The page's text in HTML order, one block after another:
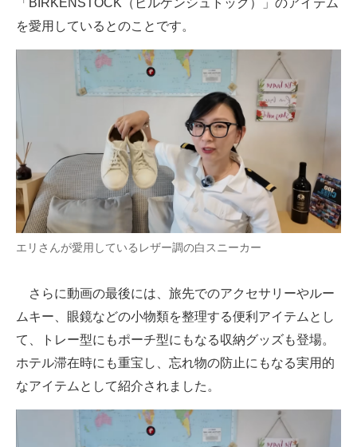
「BIRKENSTOCK（ビルケンシュトック）」のアイテム
を愛用しているとのことです。
エリさんが愛用しているレザー調の白スニーカー
さらに動画の最後には、旅先でのアクセサリーやルー
ムキー、眼鏡などの小物類を整理する便利アイテムとし
て、トレー型にもポーチ型にもなる収納グッズも登場。
ホテル滞在時にも重宝し、忘れ物の防止にもなる実用的
なアイテムとして紹介されました。